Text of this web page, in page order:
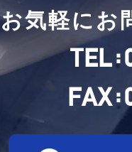
お気軽にお
TEL:
FAX: